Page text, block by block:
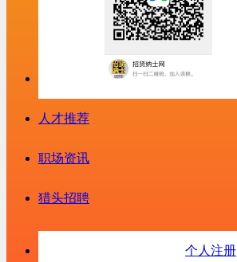
人才推荐
职场资讯
猎头招聘
个人注册